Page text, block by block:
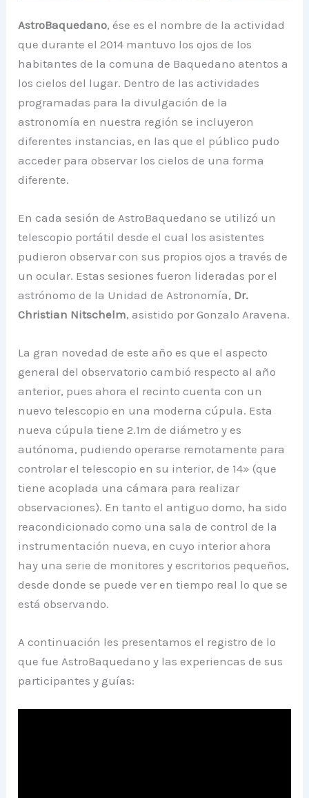
AstroBaquedano, ése es el nombre de la actividad
que durante el 2014 mantuvo los ojos de los
habitantes de la comuna de Baquedano atentos a
los cielos del lugar. Dentro de las actividades
programadas para la divulgación de la
astronomía en nuestra región se incluyeron
diferentes instancias, en las que el público pudo
acceder para observar los cielos de una forma
diferente.
En cada sesión de AstroBaquedano se utilizó un
telescopio portátil desde el cual los asistentes
pudieron observar con sus propios ojos a través de
un ocular. Estas sesiones fueron lideradas por el
astrónomo de la Unidad de Astronomía, Dr.
Christian Nitschelm, asistido por Gonzalo Aravena.
La gran novedad de este año es que el aspecto
general del observatorio cambió respecto al año
anterior, pues ahora el recinto cuenta con un
nuevo telescopio en una moderna cúpula. Esta
nueva cúpula tiene 2.1m de diámetro y es
autónoma, pudiendo operarse remotamente para
controlar el telescopio en su interior, de 14» (que
tiene acoplada una cámara para realizar
observaciones). En tanto el antiguo domo, ha sido
reacondicionado como una sala de control de la
instrumentación nueva, en cuyo interior ahora
hay una serie de monitores y escritorios pequeños,
desde donde se puede ver en tiempo real lo que se
está observando.
A continuación les presentamos el registro de lo
que fue AstroBaquedano y las experiencas de sus
participantes y guías: